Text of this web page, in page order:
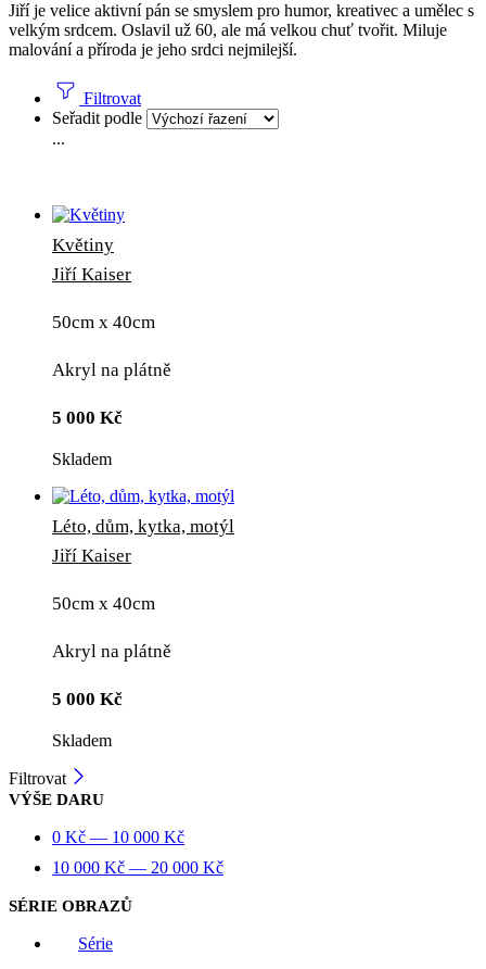
Jiří je velice aktivní pán se smyslem pro humor, kreativec a umělec s
velkým srdcem. Oslavil už 60, ale má velkou chuť tvořit. Miluje
malování a příroda je jeho srdci nejmilejší.
Filtrovat
Seřadit podle
...
Květiny
Jiří Kaiser
50cm x 40cm
Akryl na plátně
5 000 Kč
Skladem
Léto, dům, kytka, motýl
Jiří Kaiser
50cm x 40cm
Akryl na plátně
5 000 Kč
Skladem
Filtrovat
VÝŠE DARU
0 Kč — 10 000 Kč
10 000 Kč — 20 000 Kč
SÉRIE OBRAZŮ
Série